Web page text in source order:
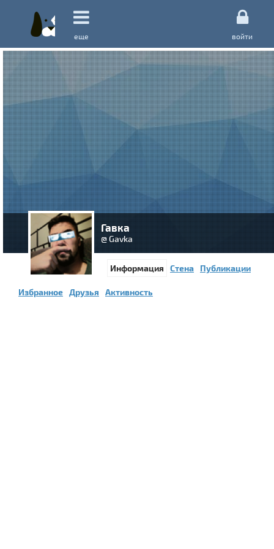
еще войти
Гавка
@ Gavka
Информация Стена Публикации
Избранное Друзья Активность